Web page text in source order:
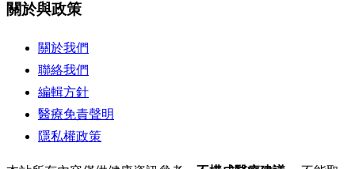
關於與政策
關於我們
聯絡我們
編輯方針
醫療免責聲明
隱私權政策